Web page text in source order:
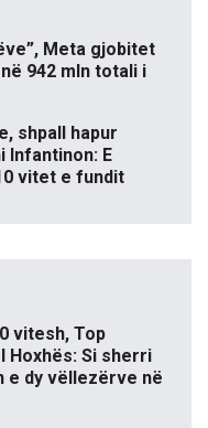
Meta gjobitet
942 mln totali i
shpall hapur
Infantinon: E
vitet e fundit
vitesh, Top
Hoxhës: Si sherri
e dy vëllezërve në